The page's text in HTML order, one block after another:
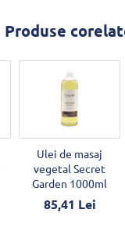
Produse
Ulei de masaj
vegetal Secret
Garden 1000ml
85,41 Lei